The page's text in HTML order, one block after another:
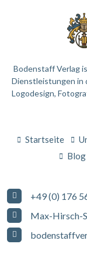
Bodenstaff Verlag
Dienstleistungen in
Logodesign,
Startseite
Blog
+49 (0) 176
Max-Hirsch-